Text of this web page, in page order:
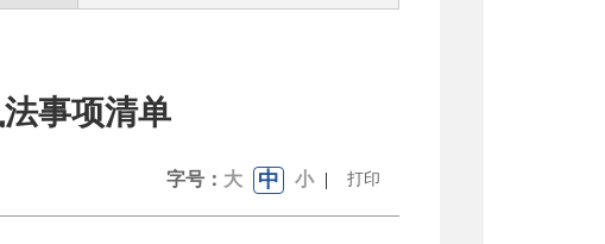
事项清单
字号： 大 中 小 | 打印